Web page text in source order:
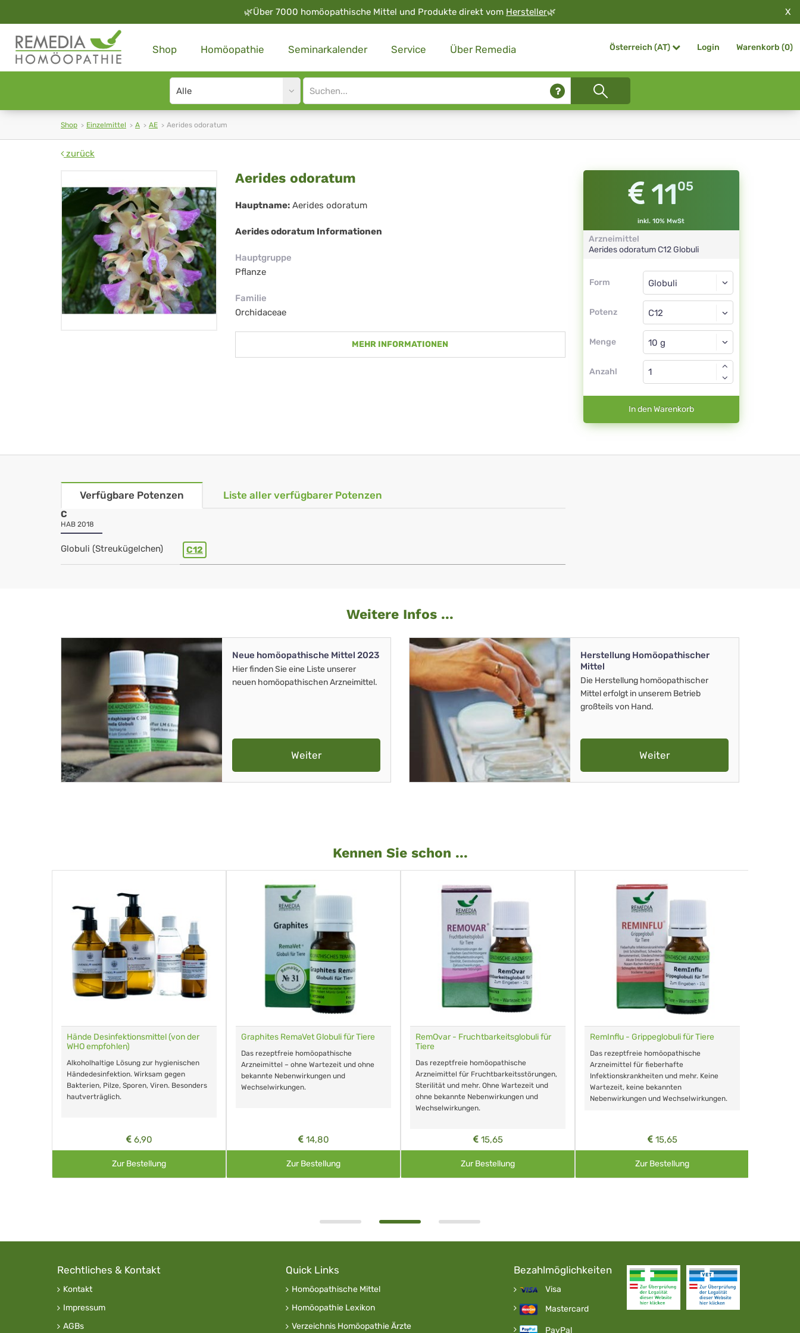
🌿Über 7000 homöopathische Mittel und Produkte direkt vom Hersteller🌿 X
Shop Homöopathie Seminarkalender Service Über Remedia Österreich (AT) Login Warenkorb (0)
Search
type
Site
search
Shop Einzelmittel A AE Aerides odoratum
zurück
Aerides
odoratum
Aerides odoratum
Hauptname: Aerides odoratum
Aerides odoratum Informationen
Hauptgruppe
Pflanze
Familie
Orchidaceae
MEHR INFORMATIONEN
1105
inkl. 10% MwSt
Arzneimittel
Aerides odoratumC12 Globuli
Form
Form
Potenz
Globuli
C12
Menge
Globuli
Anzahl
In den Warenkorb
Verfügbare Potenzen Liste aller verfügbarer Potenzen
C
HAB 2018
Globuli (Streukügelchen) C12
Weitere Infos ...
Neue homöopathische Mittel 2023
Hier finden Sie eine Liste unserer
neuen homöopathischen Arzneimittel.
Weiter
Herstellung Homöopathischer
Mittel
Die Herstellung homöopathischer
Mittel erfolgt in unserem Betrieb
großteils von Hand.
Weiter
Kennen Sie schon ...
Hände Desinfektionsmittel (von der
WHO empfohlen)
Alkoholhaltige Lösung zur hygienischen
Händedesinfektion. Wirksam gegen
Bakterien, Pilze, Sporen, Viren. Besonders
hautverträglich.
6,90
Zur Bestellung
Graphites RemaVet Globuli für Tiere
Das rezeptfreie homöopathische
Arzneimittel – ohne Wartezeit und ohne
bekannte Nebenwirkungen und
Wechselwirkungen.
14,80
Zur Bestellung
RemOvar - Fruchtbarkeitsglobuli für
Tiere
Das rezeptfreie homöopathische
Arzneimittel für Fruchtbarkeitsstörungen,
Sterilität und mehr. Ohne Wartezeit und
ohne bekannte Nebenwirkungen und
Wechselwirkungen.
15,65
Zur Bestellung
RemInflu - Grippeglobuli für Tiere
Das rezeptfreie homöopathische
Arzneimittel für fieberhafte
Infektionskrankheiten und mehr. Keine
Wartezeit, keine bekannten
Nebenwirkungen und Wechselwirkungen.
15,65
Zur Bestellung
Rechtliches & Kontakt
Kontakt
Impressum
AGBs
Quick Links
Homöopathische Mittel
Homöopathie Lexikon
Verzeichnis Homöopathie Ärzte
Bezahlmöglichkeiten
Visa
Mastercard
PayPal